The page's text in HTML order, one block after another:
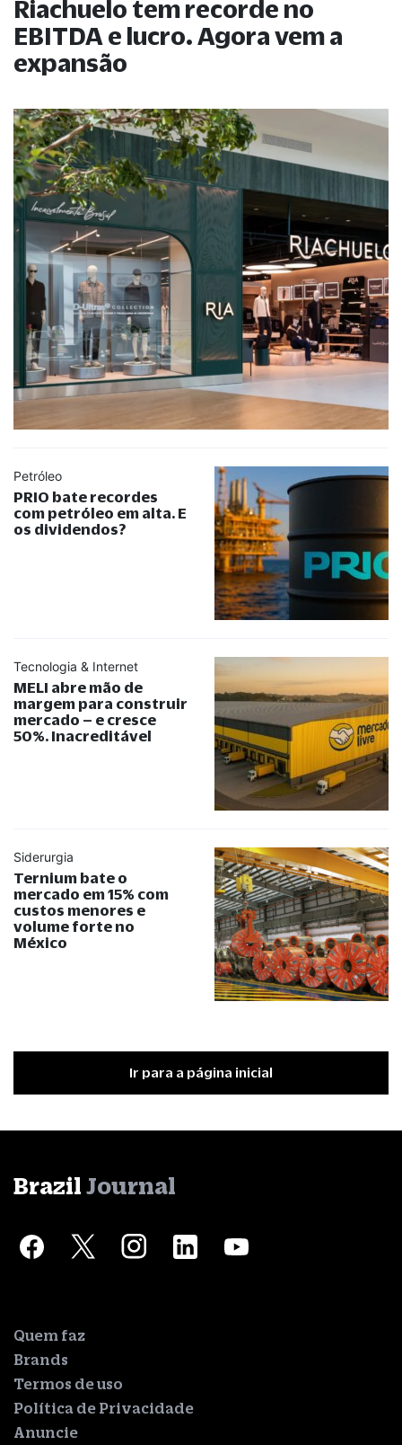
Riachuelo tem recorde no
EBITDA e lucro. Agora vem a
expansão
Petróleo
PRIO bate recordes
com petróleo em alta. E
os dividendos?
Tecnologia & Internet
MELI abre mão de
margem para construir
mercado – e cresce
50%. Inacreditável
Siderurgia
Ternium bate o
mercado em 15% com
custos menores e
volume forte no
México
Ir para a página inicial
Brazil Journal
Quem faz
Brands
Termos de uso
Política de Privacidade
Anuncie